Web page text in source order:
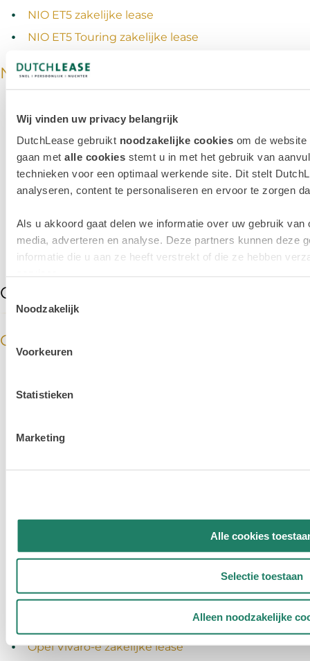
Wij vinden uw privacy belangrijk
DutchLease gebruikt noodzakelijke cookies om de
gaan met alle cookies stemt u in met het gebruik van
technieken voor een optimaal werkende site. Dit stelt
analyseren, content te personaliseren en ervoor te zorgen
Als u akkoord gaat delen we informatie over uw gebruik
media, adverteren en analyse. Deze partners kunnen deze
informatie die u aan ze heeft verstrekt of die ze hebben
Noodzakelijk
Voorkeuren
Statistieken
Marketing
Alle cookies
Selectie toestaan
Alleen noodzakelijke
NIO ET5 zakelijke lease
NIO ET5 Touring zakelijke lease
Nissan zakelijke lease
Nissan Interstar‑e zakelijke lease
Nissan Juke zakelijke lease
Nissan Micra zakelijke lease
Nissan Qashqai zakelijke lease
Nissan Townstar Evalia zakelijke lease
Nissan X‑Trail zakelijke lease
O
Opel zakelijke lease
Opel Astra Sports Tourer zakelijke lease
Opel Combo Electric zakelijke lease
Opel Corsa zakelijke lease
Opel Mokka zakelijke lease
Opel Movano‑e zakelijke lease
Opel Vivaro‑e zakelijke lease